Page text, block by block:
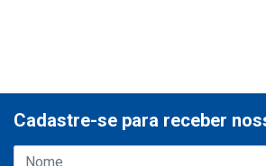
Cadastre-se para receber